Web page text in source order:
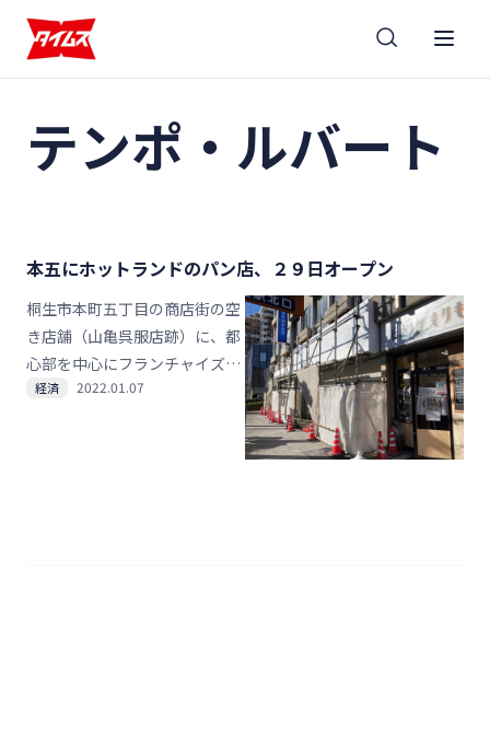
テンポ・ルバート
本五にホットランドのパン店、２９日オープン
桐生市本町五丁目の商店街の空
き店舗（山亀呉服店跡）に、都
心部を中心にフランチャイズ
（ＦＣ）展開している牛乳食パ
経済 2022.01.07